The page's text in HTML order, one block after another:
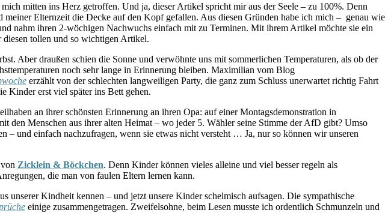
mich mitten ins Herz getroffen. Und ja, dieser Artikel spricht mir aus der Seele – zu 100%. Denn
Elternzeit die Decke auf den Kopf gefallen. Aus diesen Gründen habe ich mich – genau wie
nahm ihren 2-wöchigen Nachwuchs einfach mit zu Terminen. Mit ihrem Artikel möchte sie ein
tollen und so wichtigen Artikel.
Aber draußen schien die Sonne und verwöhnte uns mit sommerlichen Temperaturen, als ob der
noch sehr lange in Erinnerung bleiben. Maximilian vom Blog
erzählt von der schlechten langweiligen Party, die ganz zum Schluss unerwartet richtig Fahrt
Kinder erst viel später ins Bett gehen.
an ihrer schönsten Erinnerung an ihren Opa: auf einer Montagsdemonstration in
Menschen aus ihrer alten Heimat – wo jeder 5. Wähler seine Stimme der AfD gibt? Umso
und einfach nachzufragen, wenn sie etwas nicht versteht … Ja, nur so können wir unseren
Zicklein & Böckchen. Denn Kinder können vieles alleine und viel besser regeln als
die man von faulen Eltern lernen kann.
Kindheit kennen – und jetzt unsere Kinder schelmisch aufsagen. Die sympathische
einige zusammengetragen. Zweifelsohne, beim Lesen musste ich ordentlich Schmunzeln und